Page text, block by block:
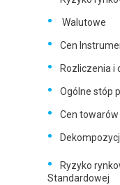
Walutowe
Cen
Rozliczenia i
Ogólne stóp
Cen towarów
Ryzyko
Standardowej